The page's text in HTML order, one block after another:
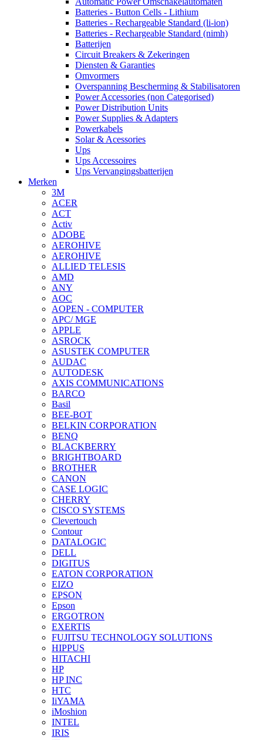
Batteries - Button Cells - Lithium
Batteries - Rechargeable Standard (li-ion)
Batteries - Rechargeable Standard (nimh)
Batterijen
Circuit Breakers & Zekeringen
Diensten & Garanties
Omvormers
Overspanning Bescherming & Stabilisatoren
Power Accessories (non Categorised)
Power Distribution Units
Power Supplies & Adapters
Powerkabels
Solar & Acessories
Ups
Ups Accessoires
Ups Vervangingsbatterijen
Merken
3M
ACER
ACT
Activ
ADOBE
AEROHIVE
AEROHIVE
ALLIED TELESIS
AMD
ANY
AOC
AOPEN - COMPUTER
APC/ MGE
APPLE
ASROCK
ASUSTEK COMPUTER
AUDAC
AUTODESK
AXIS COMMUNICATIONS
BARCO
Basil
BEE-BOT
BELKIN CORPORATION
BENQ
BLACKBERRY
BRIGHTBOARD
BROTHER
CANON
CASE LOGIC
CHERRY
CISCO SYSTEMS
Clevertouch
Contour
DATALOGIC
DELL
DIGITUS
EATON CORPORATION
EIZO
EPSON
Epson
ERGOTRON
EXERTIS
FUJITSU TECHNOLOGY SOLUTIONS
HIPPUS
HITACHI
HP
HP INC
HTC
IiYAMA
iMoshion
INTEL
IRIS